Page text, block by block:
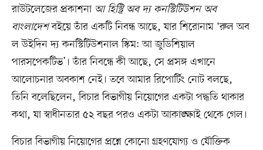
রাউটলেজের প্রকাশনা আ হিস্ট্রি অব দ্য কনস্টিটিউশন অব
বাংলাদেশবইয়ে তাঁর একটি নিবন্ধ আছে, যার শিরোনাম ‘রুল অব
ল উইদিন দ্য কনস্টিটিউশনাল স্কিম: আ জুডিশিয়াল
পারসপেকটিভ’। তাঁর নিবন্ধে কী আছে, সে প্রসঙ্গ এখানে
আলোচনার অবকাশ নেই। তবে আমার রিপোর্টিং নোট বলছে,
তিনি বলেছিলেন, বিচার বিভাগীয় নিয়োগের একটা পদ্ধতি থাকার
কথা, যা স্বাধীনতার ৫২ বছর পরও একটা আকাঙ্ক্ষাই থেকে গেল।
বিচার বিভাগীয় নিয়োগের প্রশ্নে কোনো গ্রহণযোগ্য ও যৌক্তিক